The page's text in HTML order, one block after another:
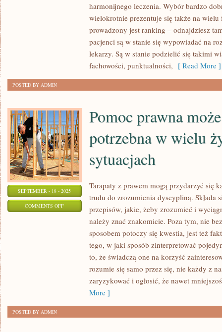
harmonijnego leczenia. Wybór bardzo
wielokrotnie prezentuje się także na
prowadzony jest ranking – odnajdziesz
pacjenci są w stanie się wypowiadać na
lekarzy. Są w stanie podzielić się takimi
fachowości, punktualności, [ Read More ]
POSTED BY ADMIN
SEPTEMBER - 18 - 2025
COMMENTS OFFON
POTRZEBNA
WIELU
ŻYCIOWYCH
Pomoc prawna
potrzebna w wielu
sytuacjach
Tarapaty z prawem mogą przydarzyć się
trudu do zrozumienia dyscypliną. Składa
przepisów, jakie, żeby zrozumieć i
należy znać znakomicie. Poza tym, nie
sposobem potoczy się kwestia, jest też
tego, w jaki sposób zinterpretować
to, że świadczą one na korzyść
rozumie się samo przez się, nie każdy z
zaryzykować i ogłosić, że nawet
More ]
POSTED BY ADMIN